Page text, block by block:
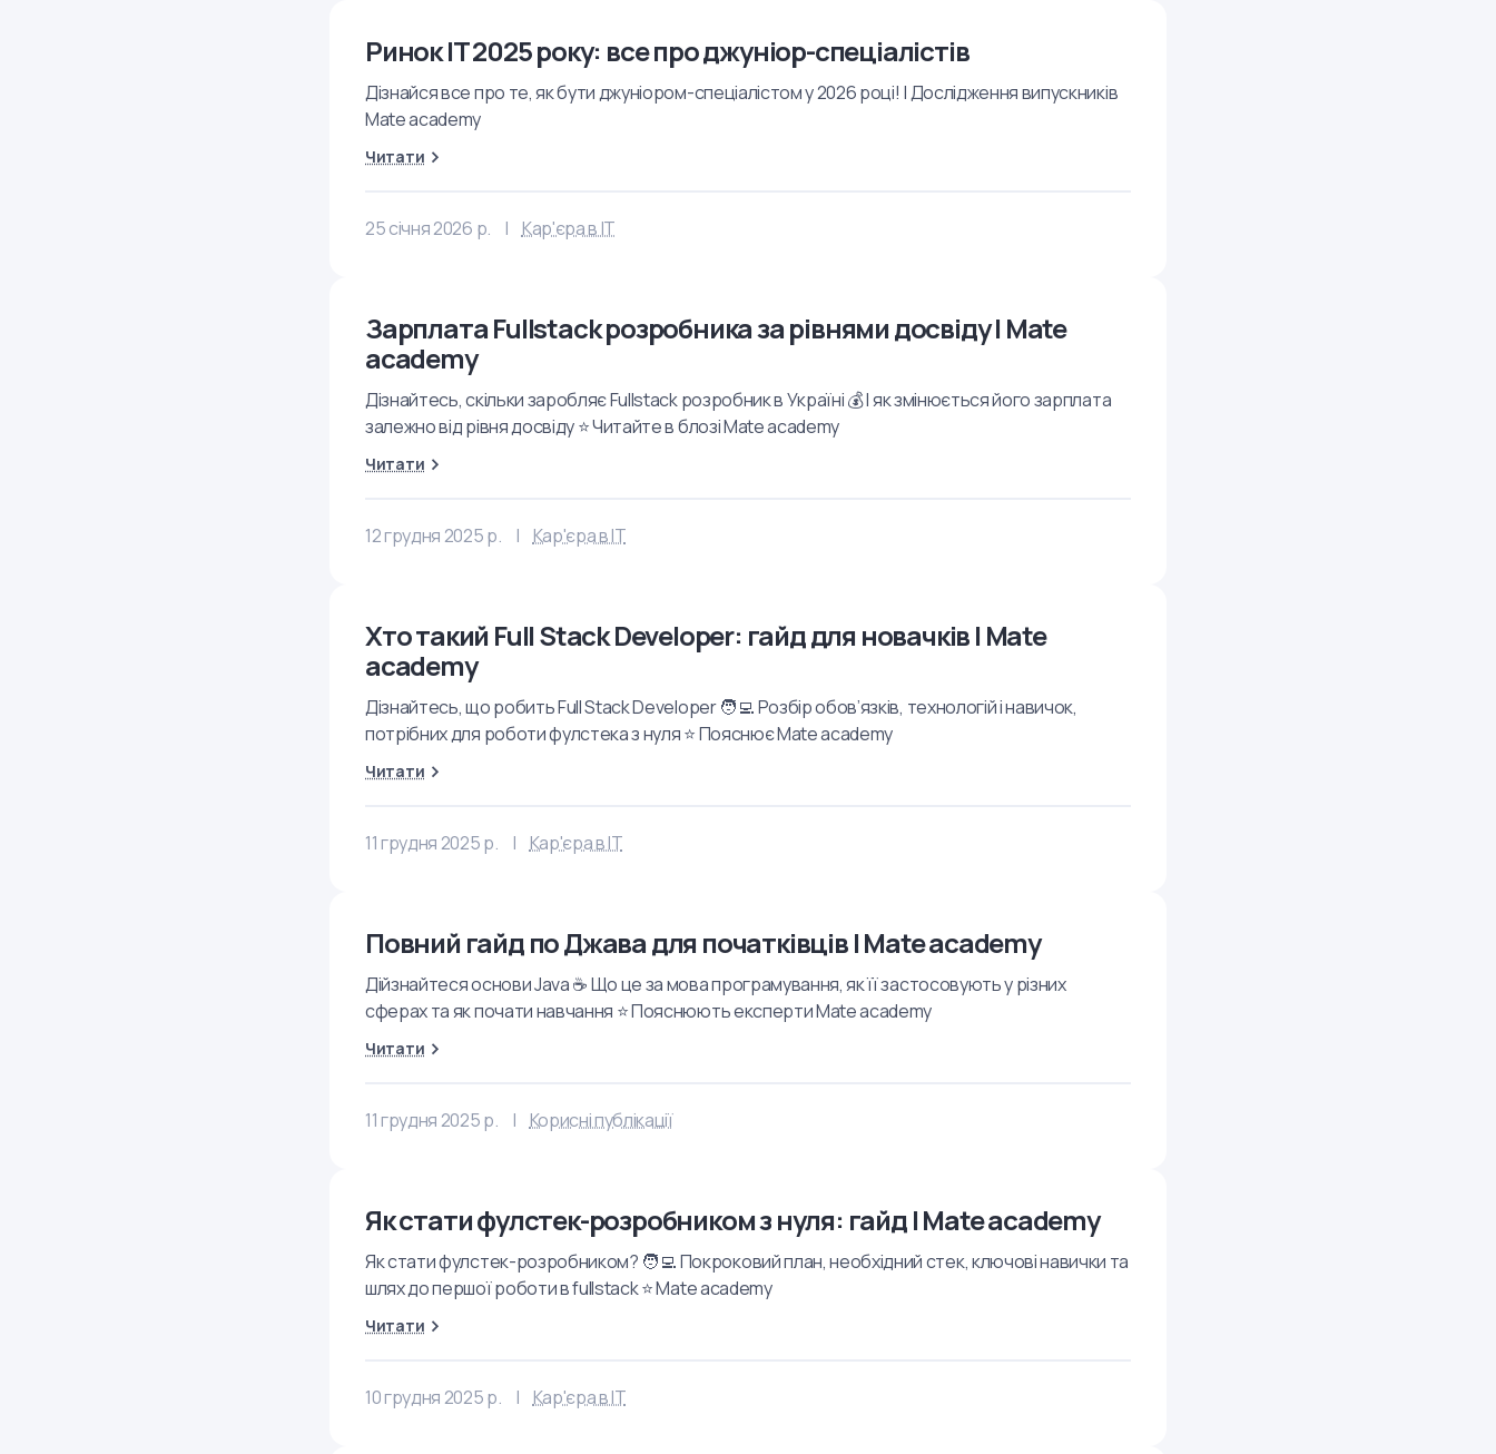
Ринок IT 2025 року: все про джуніор-спеціалістів
Дізнайся все про те, як бути джуніором-спеціалістом у 2026 році! | Дослідження випускників
Mate academy
Читати
25 січня 2026 р. Кар'єра в IT
Зарплата Fullstack розробника за рівнями досвіду | Mate
academy
Дізнайтесь, скільки заробляє Fullstack розробник в Україні 💰 І як змінюється його зарплата
залежно від рівня досвіду ⭐ Читайте в блозі Mate academy
Читати
12 грудня 2025 р. Кар'єра в IT
Хто такий Full Stack Developer: гайд для новачків | Mate
academy
Дізнайтесь, що робить Full Stack Developer 🧑‍💻 Розбір обов’язків, технологій і навичок,
потрібних для роботи фулстека з нуля ⭐ Пояснює Mate academy
Читати
11 грудня 2025 р. Кар'єра в IT
Повний гайд по Джава для початківців | Mate academy
Дійзнайтеся основи Java ☕ Що це за мова програмування, як її застосовують у різних
сферах та як почати навчання ⭐ Пояснюють експерти Mate academy
Читати
11 грудня 2025 р. Корисні публікації
Як стати фулстек-розробником з нуля: гайд | Mate academy
Як стати фулстек-розробником? 🧑‍💻 Покроковий план, необхідний стек, ключові навички та
шлях до першої роботи в fullstack ⭐ Mate academy
Читати
10 грудня 2025 р. Кар'єра в IT